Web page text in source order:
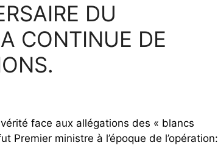
DU
CONTINUE DE
face aux allégations des « blancs
Premier ministre à l’époque de l’opération: